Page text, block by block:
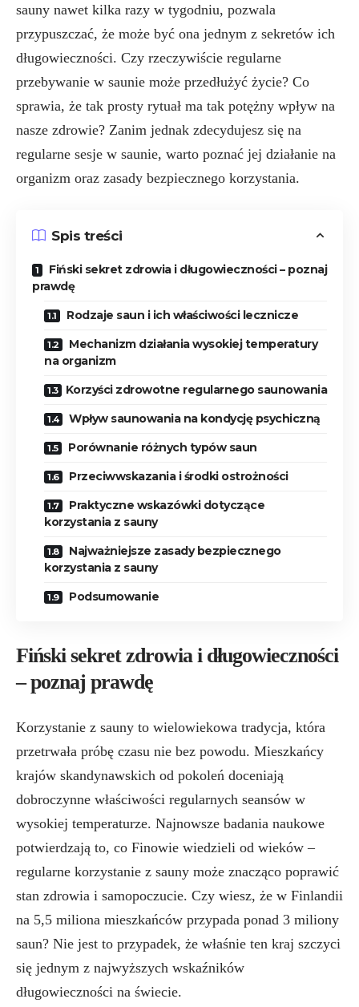
sauny nawet kilka razy w tygodniu, pozwala
przypuszczać, że może być ona jednym z sekretów ich
długowieczności. Czy rzeczywiście regularne
przebywanie w saunie może przedłużyć życie? Co
sprawia, że tak prosty rytuał ma tak potężny wpływ na
nasze zdrowie? Zanim jednak zdecydujesz się na
regularne sesje w saunie, warto poznać jej działanie na
organizm oraz zasady bezpiecznego korzystania.
Spis treści
Fiński sekret zdrowia i długowieczności – poznaj
prawdę
Rodzaje saun i ich właściwości lecznicze
Mechanizm działania wysokiej temperatury
na organizm
Korzyści zdrowotne regularnego saunowania
Wpływ saunowania na kondycję psychiczną
Porównanie różnych typów saun
Przeciwwskazania i środki ostrożności
Praktyczne wskazówki dotyczące
korzystania z sauny
Najważniejsze zasady bezpiecznego
korzystania z sauny
Podsumowanie
Fiński sekret zdrowia i długowieczności
– poznaj prawdę
Korzystanie z sauny to wielowiekowa tradycja, która
przetrwała próbę czasu nie bez powodu. Mieszkańcy
krajów skandynawskich od pokoleń doceniają
dobroczynne właściwości regularnych seansów w
wysokiej temperaturze. Najnowsze badania naukowe
potwierdzają to, co Finowie wiedzieli od wieków –
regularne korzystanie z sauny może znacząco poprawić
stan zdrowia i samopoczucie. Czy wiesz, że w Finlandii
na 5,5 miliona mieszkańców przypada ponad 3 miliony
saun? Nie jest to przypadek, że właśnie ten kraj szczyci
się jednym z najwyższych wskaźników
długowieczności na świecie.